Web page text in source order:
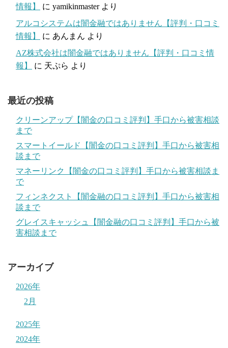
情報】
に yamikinmasterより
アルコシステムは闇金融ではありません【評判・口コミ
情報】
に あんまん より
AZ株式会社は闇金融ではありません【評判・口コミ情
報】
に 天ぷら より
最近の投稿
クリーンアップ【闇金の口コミ評判】手口から被害相談
まで
スマートイールド【闇金の口コミ評判】手口から被害相
談まで
マネーリンク【闇金の口コミ評判】手口から被害相談ま
で
フィンネクスト【闇金融の口コミ評判】手口から被害相
談まで
グレイスキャッシュ【闇金融の口コミ評判】手口から被
害相談まで
アーカイブ
2026年
2月
2025年
2024年